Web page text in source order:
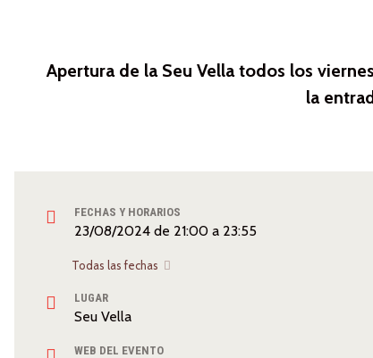
Apertura de la Seu Vella todos los
la
FECHAS Y HORARIOS
23/08/2024 de 21:00 a 23:55
Todas las fechas
LUGAR
Seu Vella
WEB DEL EVENTO